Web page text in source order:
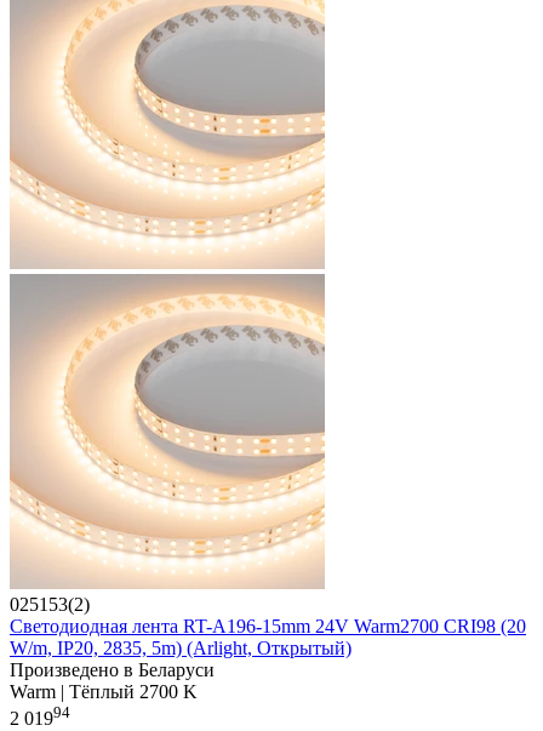
025153(2)
Светодиодная лента RT-A196-15mm 24V Warm2700 CRI98 (20
W/m, IP20, 2835, 5m) (Arlight, Открытый)
Произведено в Беларуси
Warm | Тёплый 2700 K
2 01994